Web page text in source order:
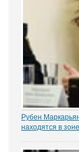
Рубен
находятся в